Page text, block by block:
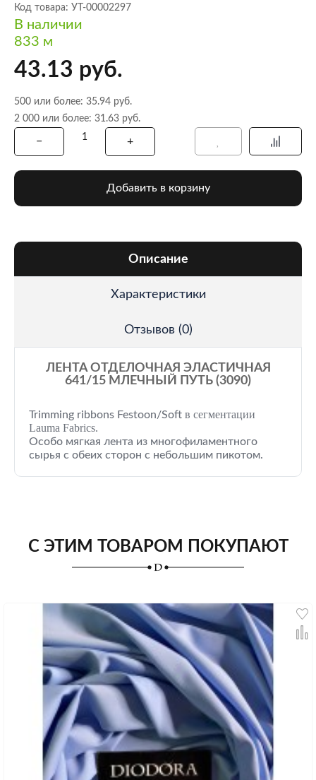
Код товара: УТ-00002297
В наличии
833 м
43.13 руб.
500 или более: 35.94 руб.
2 000 или более: 31.63 руб.
Добавить в корзину
Описание
Характеристики
Отзывов (0)
ЛЕНТА ОТДЕЛОЧНАЯ ЭЛАСТИЧНАЯ
641/15 МЛЕЧНЫЙ ПУТЬ (3090)
Trimming ribbons Festoon/Soft в сегментации
Lauma Fabrics.
Особо мягкая лента из многофиламентного
сырья с обеих сторон с небольшим пикотом.
С ЭТИМ ТОВАРОМ ПОКУПАЮТ